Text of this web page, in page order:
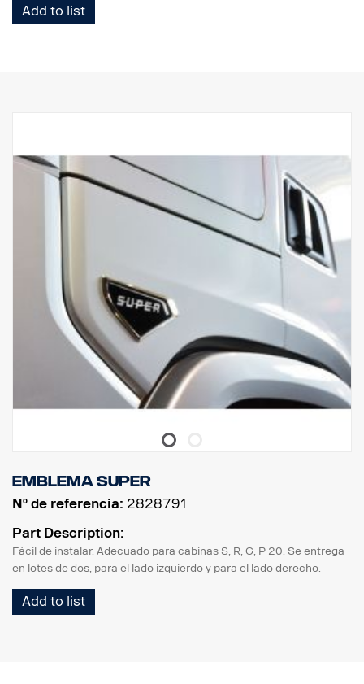
Add to list
Emblema Super
Nº de referencia: 2828791
Part Description:
Fácil de instalar. Adecuado para cabinas S, R, G, P 20. Se entrega
en lotes de dos, para el lado izquierdo y para el lado derecho.
Add to list